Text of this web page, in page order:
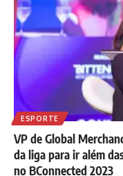
ESPORTE
VP de Global
da liga para ir além
no BConnected 2023